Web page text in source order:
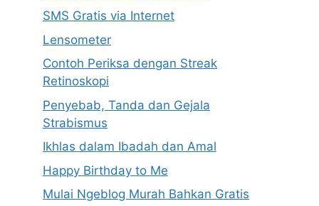
SMS Gratis via Internet
Lensometer
Contoh Periksa dengan Streak
Retinoskopi
Penyebab, Tanda dan Gejala
Strabismus
Ikhlas dalam Ibadah dan Amal
Happy Birthday to Me
Mulai Ngeblog Murah Bahkan Gratis